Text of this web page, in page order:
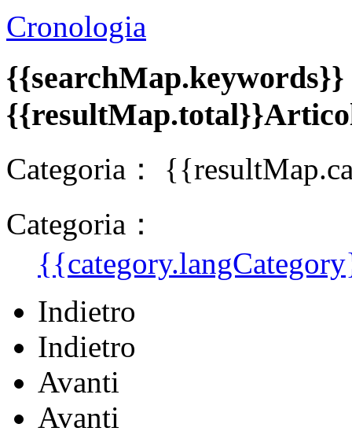
Cronologia
{{searchMap.keywords}}
Categoria：
Categoria：
Indietro
Indietro
Avanti
Avanti